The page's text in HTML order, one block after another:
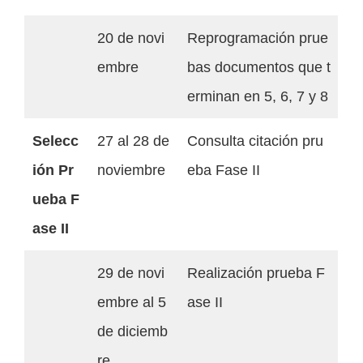
20 de novi
embre
Reprogramación prue
bas documentos que t
erminan en 5, 6, 7 y 8
Selecc
ión Pr
ueba F
ase II
27 al 28 de
noviembre
Consulta citación pru
eba Fase II
29 de novi
embre al 5
de diciemb
Realización prueba F
ase II